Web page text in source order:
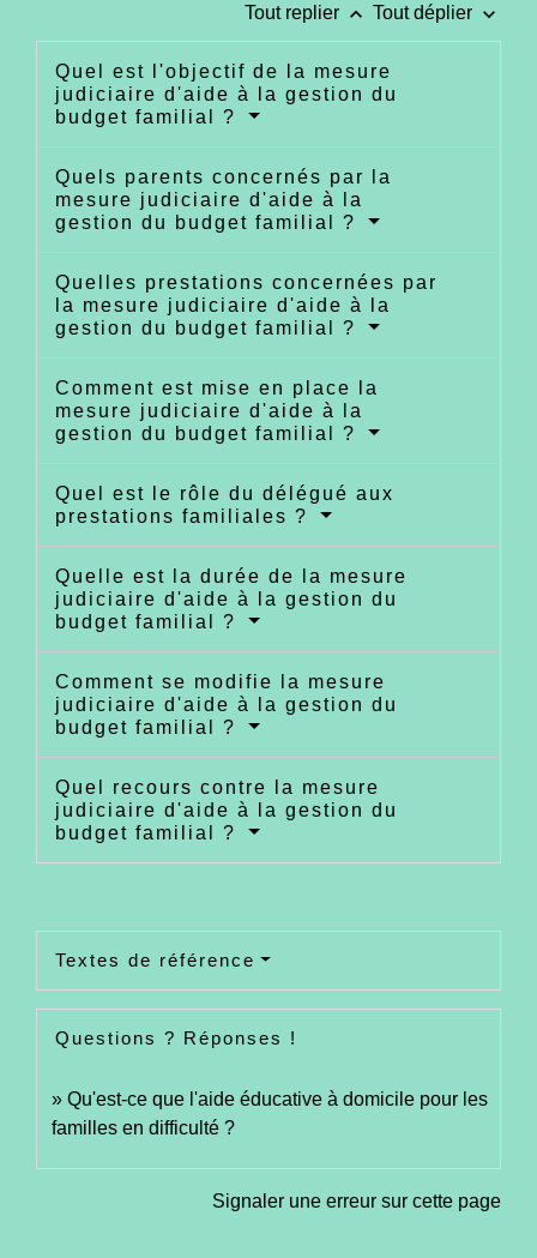
Tout replier keyboard_arrow_up Tout déplier keyboard_arrow_down
Quel est l'objectif de la mesure
judiciaire d'aide à la gestion du
budget familial ?
Quels parents concernés par la
mesure judiciaire d'aide à la
gestion du budget familial ?
Quelles prestations concernées par
la mesure judiciaire d'aide à la
gestion du budget familial ?
Comment est mise en place la
mesure judiciaire d'aide à la
gestion du budget familial ?
Quel est le rôle du délégué aux
prestations familiales ?
Quelle est la durée de la mesure
judiciaire d'aide à la gestion du
budget familial ?
Comment se modifie la mesure
judiciaire d'aide à la gestion du
budget familial ?
Quel recours contre la mesure
judiciaire d'aide à la gestion du
budget familial ?
Textes de référence
Questions ? Réponses !
Qu'est-ce que l'aide éducative à domicile pour les
familles en difficulté ?
Signaler une erreur sur cette page